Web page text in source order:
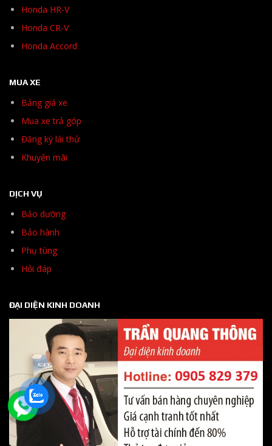
Honda HR-V
Honda CR-V
Honda Accord
MUA XE
Bảng giá xe
Mua xe trả góp
Đăng ký lái thử
Khuyến mãi
DỊCH VỤ
Bảo dưỡng
Bảo hành
Phụ tùng
Hỏi đáp
ĐẠI DIỆN KINH DOANH